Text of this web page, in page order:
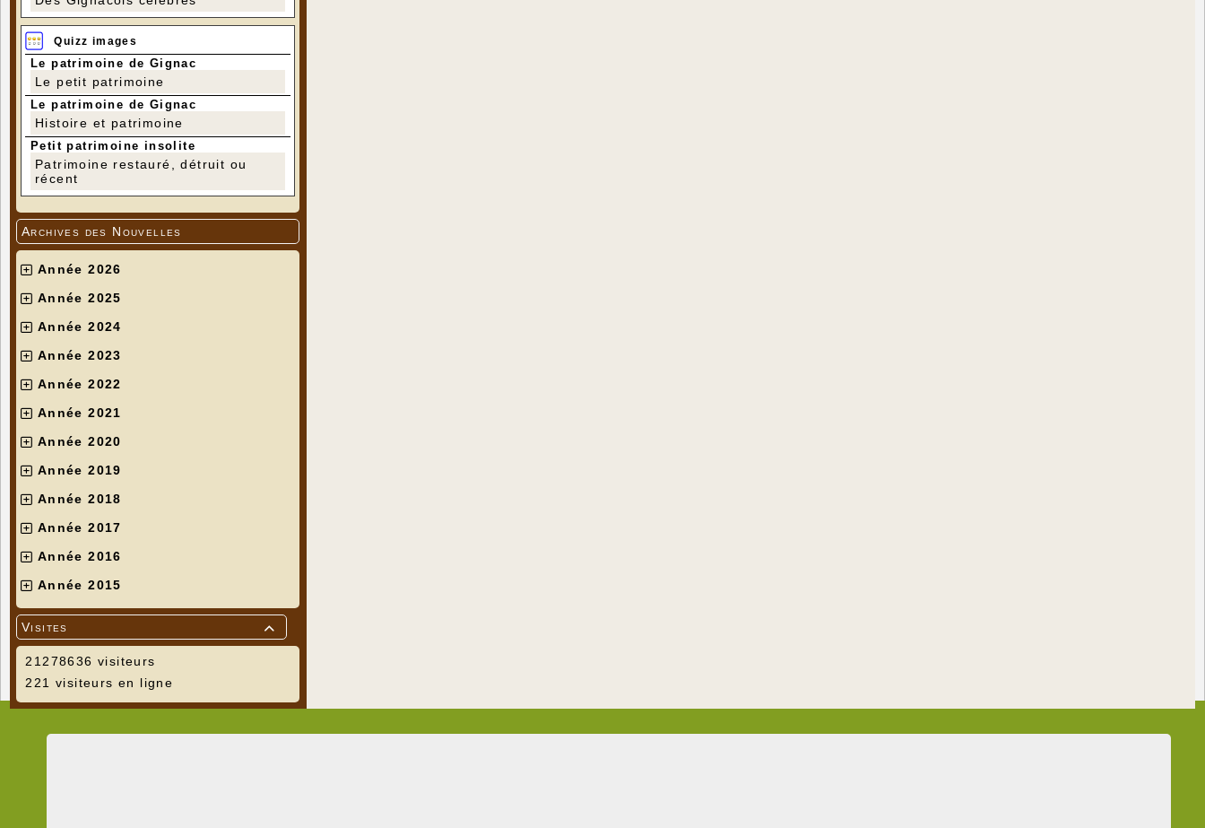
Quizz images
Le patrimoine de Gignac
Le petit patrimoine
Le patrimoine de Gignac
Histoire et patrimoine
Petit patrimoine insolite
Patrimoine restauré, détruit ou
récent
Archives des Nouvelles
Année 2026
Année 2025
Année 2024
Année 2023
Année 2022
Année 2021
Année 2020
Année 2019
Année 2018
Année 2017
Année 2016
Année 2015

Visites
21278636 visiteurs
221 visiteurs en ligne